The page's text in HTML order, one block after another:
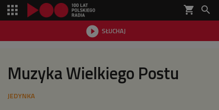
shopping_cart 
 SŁUCHAJ

Muzyka Wielkiego Postu